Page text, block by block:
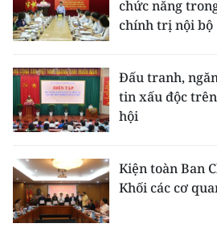
THỜI NAY
NHÂN DÂN HẰNG THÁNG
MUA BÁO
ĐỌC BÁO IN
ENGLISH
chức năng
chính trị nội bộ
Đấu tranh,
tin xấu độc
hội
Kiện toàn Ban
Khối các cơ